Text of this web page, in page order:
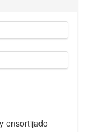
ensortijado